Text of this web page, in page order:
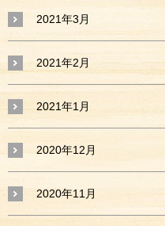
2021年3月
2021年2月
2021年1月
2020年12月
2020年11月